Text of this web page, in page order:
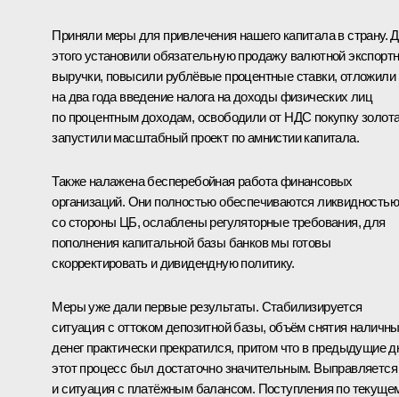
Приняли меры для привлечения нашего капитала в страну.
этого установили обязательную продажу валютной
выручки, повысили рублёвые процентные ставки, отложили
на два года введение налога на доходы физических лиц
по процентным доходам, освободили от НДС покупку
запустили масштабный проект по амнистии капитала.
Также налажена бесперебойная работа финансовых
организаций. Они полностью обеспечиваются ликвидностью
со стороны ЦБ, ослаблены регуляторные требования, для
пополнения капитальной базы банков мы готовы
скорректировать и дивидендную политику.
Меры уже дали первые результаты. Стабилизируется
ситуация с оттоком депозитной базы, объём снятия
денег практически прекратился, притом что в предыдущие
этот процесс был достаточно значительным. Выправляется
и ситуация с платёжным балансом. Поступления по